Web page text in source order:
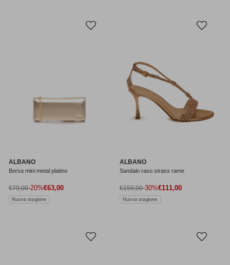
ALBANO
Borsa mini metal platino
Prezzo di vendita
€63,00
Prezzo normale
€79,00-20%
Nuova stagione
ALBANO
Sandalo raso strass rame
Prezzo di vendita
€111,00
Prezzo normale
€159,00-30%
Nuova stagione